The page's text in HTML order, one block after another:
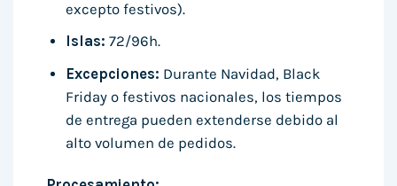
excepto festivos).
Islas: 72/96h.
Excepciones: Durante Navidad, Black
Friday o festivos nacionales, los tiempos
de entrega pueden extenderse debido al
alto volumen de pedidos.